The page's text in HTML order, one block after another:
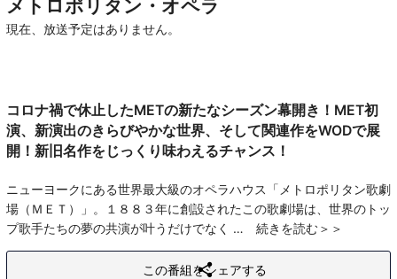
メトロポリタン・オペラ
現在、放送予定はありません。
コロナ禍で休止したMETの新たなシーズン幕開き！MET初
演、新演出のきらびやかな世界、そして関連作をWODで展
開！新旧名作をじっくり味わえるチャンス！
ニューヨークにある世界最大級のオペラハウス「メトロポリタン歌劇
場（ＭＥＴ）」。１８８３年に創設されたこの歌劇場は、世界のトッ
プ歌手たちの夢の共演が叶うだけでなく
続きを読む
この番組をシェアする